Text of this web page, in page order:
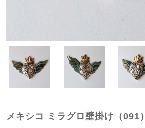
メキシコ ミラグロ壁掛け（091）